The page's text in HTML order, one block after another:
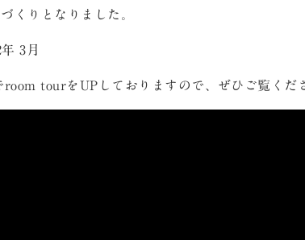
くりとなりました。
3月
tourをUPしておりますので、ぜひご覧くだ